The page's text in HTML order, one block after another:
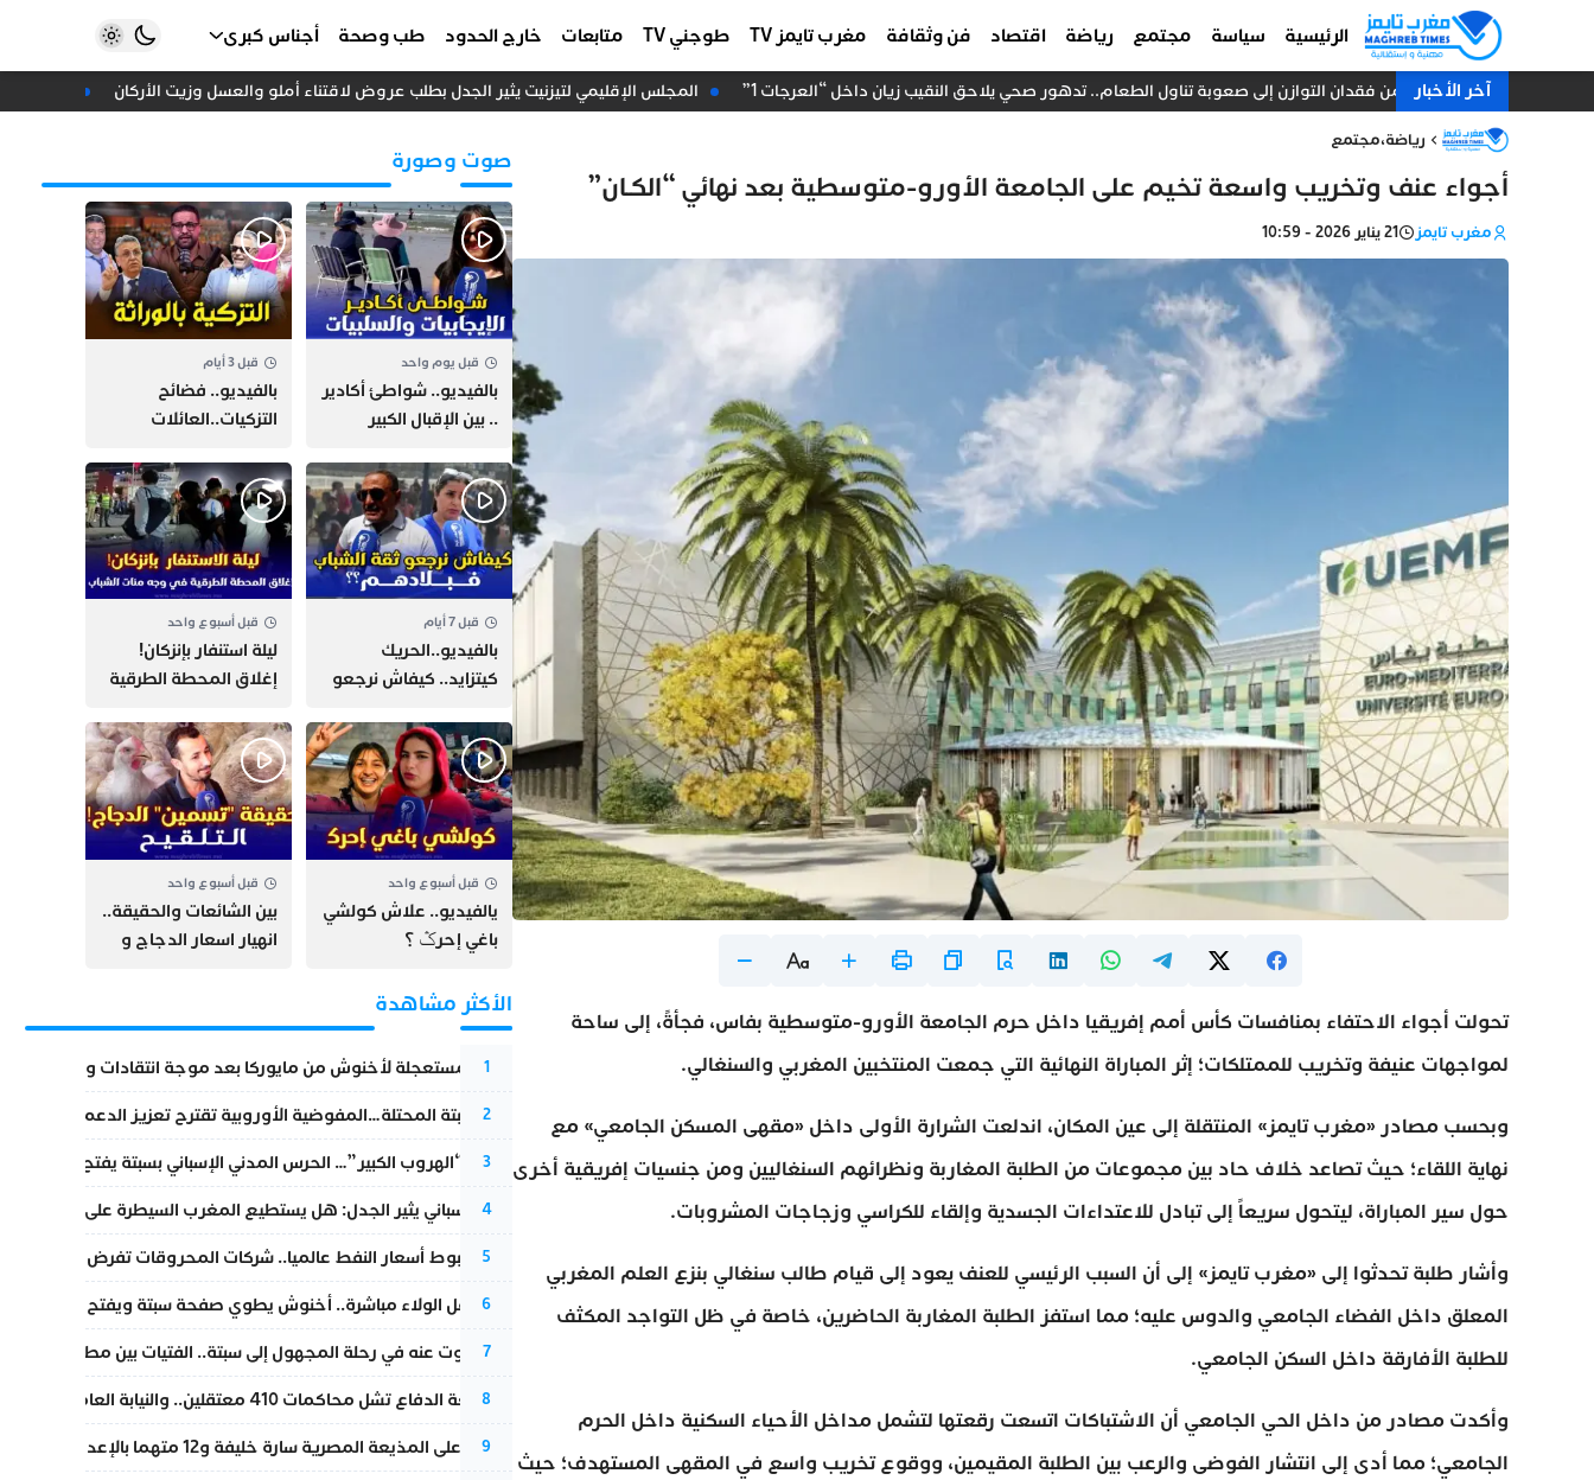
الرئيسية سياسة مجتمع رياضة اقتصاد فن وثقافة مغرب تايمز TV طوجني TV متابعات خارج الحدود طب وصحة أجناس كبرى
آخر الأخبار من فقدان التوازن إلى صعوبة تناول الطعام.. تدهور صحي يلاحق النقيب زيان داخل “العرجات 1” المجلس الإقليمي لتيزنيت يثير الجدل بطلب عروض لاقتناء أملو والعسل وزيت الأركان
رياضة،مجتمع
أجواء عنف وتخريب واسعة تخيم على الجامعة الأورو-متوسطية بعد نهائي “الكـان”
مغرب تايمز 21 يناير 2026 - 10:59
تحولت أجواء الاحتفاء بمنافسات كأس أمم إفريقيا داخل حرم الجامعة الأورو-متوسطية بفاس، فجأةً، إلى ساحة
لمواجهات عنيفة وتخريب للممتلكات؛ إثر المباراة النهائية التي جمعت المنتخبين المغربي والسنغالي.
وبحسب مصادر «مغرب تايمز» المنتقلة إلى عين المكان، اندلعت الشرارة الأولى داخل «مقهى المسكن الجامعي» مع
نهاية اللقاء؛ حيث تصاعد خلاف حاد بين مجموعات من الطلبة المغاربة ونظرائهم السنغاليين ومن جنسيات إفريقية أخرى
حول سير المباراة، ليتحول سريعاً إلى تبادل للاعتداءات الجسدية وإلقاء للكراسي وزجاجات المشروبات.
وأشار طلبة تحدثوا إلى «مغرب تايمز» إلى أن السبب الرئيسي للعنف يعود إلى قيام طالب سنغالي بنزع العلم المغربي
المعلق داخل الفضاء الجامعي والدوس عليه؛ مما استفز الطلبة المغاربة الحاضرين، خاصة في ظل التواجد المكثف
للطلبة الأفارقة داخل السكن الجامعي.
وأكدت مصادر من داخل الحي الجامعي أن الاشتباكات اتسعت رقعتها لتشمل مداخل الأحياء السكنية داخل الحرم
الجامعي؛ مما أدى إلى انتشار الفوضى والرعب بين الطلبة المقيمين، ووقوع تخريب واسع في المقهى المستهدف؛ حيث
صوت وصورة
قبل يوم واحد
بالفيديو.. شواطئ أكادير
.. بين الإقبال الكبير
الازدحام وغلاء الكراء
قبل 3 أيام
بالفيديو.. فضائح
التزكيات..العائلات
وقصة “وهبي”
و”السيمو” تثير الجدل
قبل 7 أيام
بالفيديو..الحريك
كيتزايد.. كيفاش نرجعو
قبل أسبوع واحد
​ليلة استنفار بإنزكان!
إغلاق المحطة الطرقية
اللحاق بـ”هروب سبتة”
قبل أسبوع واحد
يالفيديو.. علاش كولشي
باغي إحرݣ ؟
قبل أسبوع واحد
بين الشائعات والحقيقة..
انهيار اسعار الدجاج و
الأكثر مشاهدة
1
عودة مستعجلة لأخنوش من مايوركا بعد موجة انتقادات واسعة
2
أزمة سبتة المحتلة…المفوضية الأوروبية تقترح تعزيز الدعم المالي
3
عملية “الهروب الكبير”… الحرس المدني الإسباني بسبتة يفتح قناة
4
تقرير إسباني يثير الجدل: هل يستطيع المغرب السيطرة على سبتة
5
رغم هبوط أسعار النفط عالميا.. شركات المحروقات تفرض زيادة
6
بعد حفل الولاء مباشرة.. أخنوش يطوي صفحة سبتة ويفتح ملف
7
المسكوت عنه في رحلة المجهول إلى سبتة.. الفتيات بين مطرقة البحر
8
مقاطعة الدفاع تشل محاكمات 410 معتقلين.. والنيابة العامة تبحث عن حل قانوني
9
الحكم على المذيعة المصرية سارة خليفة و12 متهما بالإعدام في قضية هزت بلاد الفراعنة